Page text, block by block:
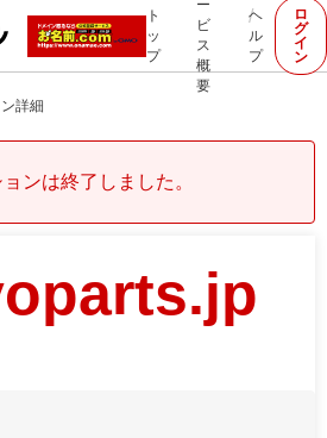
ト
ッ
プ
ー
ビ
ス
概
要
ヘ
ル
プ
ロ
グ
イ
ン
詳細
ンは終了しました。